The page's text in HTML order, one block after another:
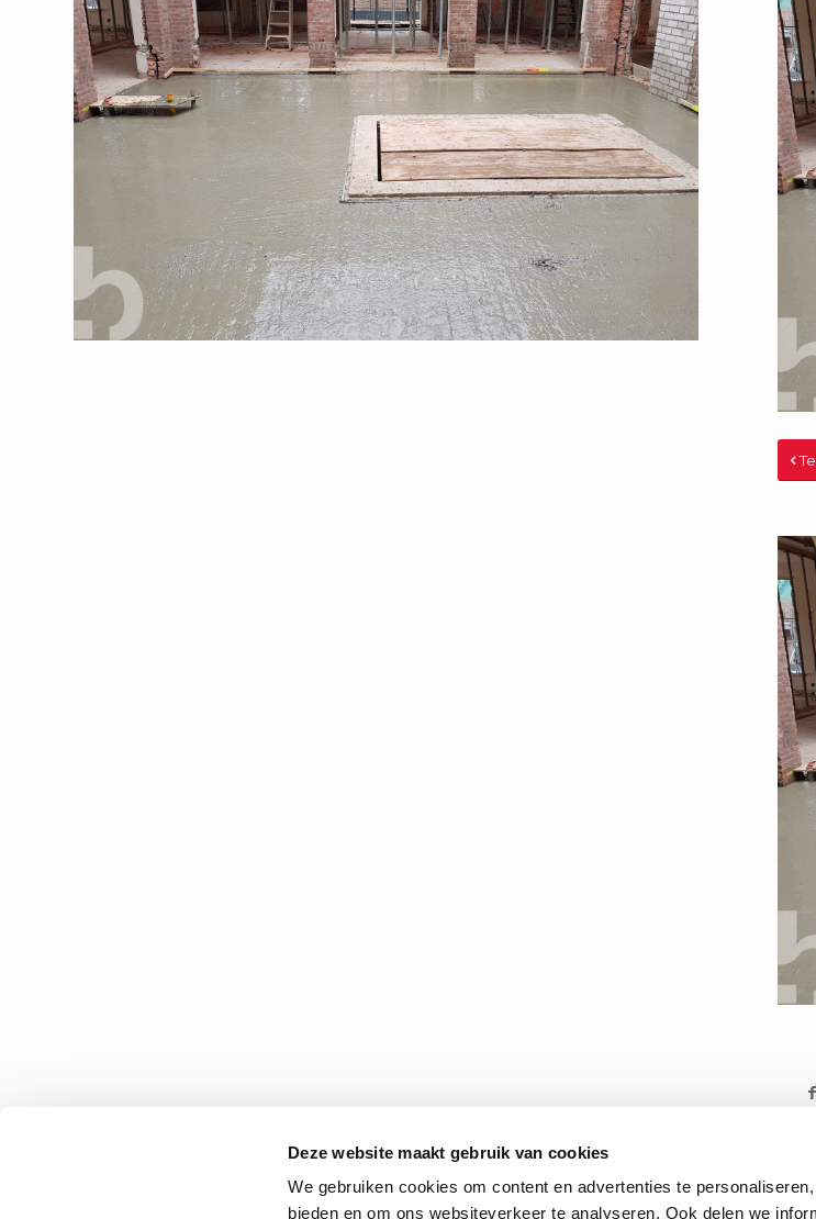
Deze website maakt gebruik van cookies
We gebruiken cookies om content en advertenties te
bieden en om ons websiteverkeer te analyseren. Ook delen we